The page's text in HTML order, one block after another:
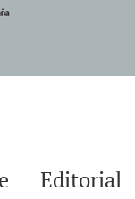
Editorial